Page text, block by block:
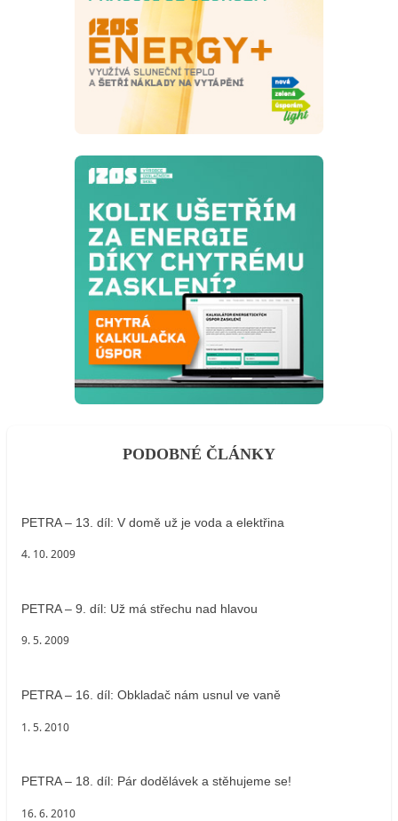
PODOBNÉ ČLÁNKY
PETRA – 13. díl: V domě už je voda a elektřina
4. 10. 2009
PETRA – 9. díl: Už má střechu nad hlavou
9. 5. 2009
PETRA – 16. díl: Obkladač nám usnul ve vaně
1. 5. 2010
PETRA – 18. díl: Pár dodělávek a stěhujeme se!
16. 6. 2010